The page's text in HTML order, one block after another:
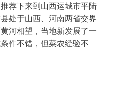
荐下来到山西运城市平陆
处于山西、河南两省交界
河相望，当地新发展了一
件不错，但菜农经验不